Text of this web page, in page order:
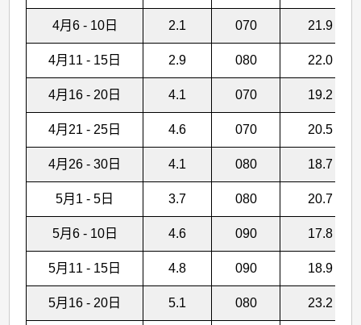
4月6 - 10日 2.1 070 21.9
4月11 - 15日 2.9 080 22.0
4月16 - 20日 4.1 070 19.2
4月21 - 25日 4.6 070 20.5
4月26 - 30日 4.1 080 18.7
5月1 - 5日 3.7 080 20.7
5月6 - 10日 4.6 090 17.8
5月11 - 15日 4.8 090 18.9
5月16 - 20日 5.1 080 23.2